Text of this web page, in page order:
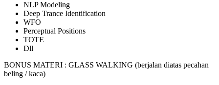
NLP Modeling
Deep Trance Identification
WFO
Perceptual Positions
TOTE
Dll
BONUS MATERI : GLASS WALKING (berjalan diatas pecahan
beling / kaca)